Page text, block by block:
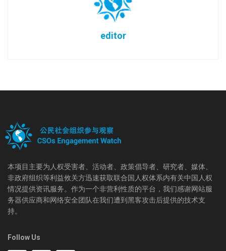
editor
本项目主要为人权受害者、活动者、政策倡导者、研究者、媒体、
非政府组织等利益攸关方迅速获取联合国人权体系内有关中国人权
情况提供资讯服务。作为一个非营利性质的平台，我们感谢网站服
务器供应商和网络安全团队在我们遭到黑客攻击后提供的技术支
持。
Follow Us